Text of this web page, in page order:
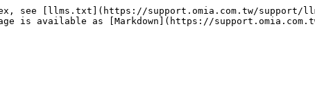
see [llms.txt](https://support.omia.com.tw/support/
is available as [Markdown](https://